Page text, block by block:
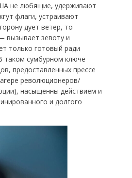
не любящие, удерживают
флаги, устраивают
дует ветер, то
вызывает зевоту и
только готовый ради
таком сумбурном ключе
предоставленных прессе
революционеров/
насыщенны действием и
и долгого